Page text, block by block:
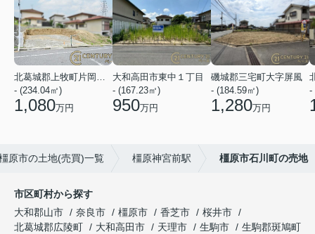
北葛城郡上牧町片岡台１丁目
- (234.04㎡)
1,080万円
大和高田市東中１丁目
- (167.23㎡)
950万円
磯城郡三宅町大字屏風
- (184.59㎡)
1,280万円
-
原市の土地(売買)一覧 橿原神宮前駅 橿原市石川町の売地
市区町村から探す
大和郡山市
奈良市 橿原市 香芝市
桜井市
北葛城郡広陵町
大和高田市 天理市 生駒市
生駒郡斑鳩町